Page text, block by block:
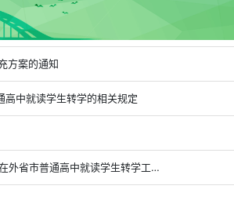
方案的通知
中就读学生转学的相关规定
• 市教委关于做好2019级、2020级和2021级具有天津市户籍在外省市普通高中就读学生转学工作的通知